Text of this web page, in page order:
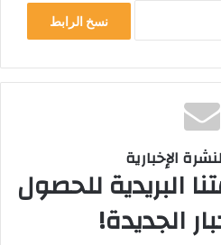
نسخ الرابط
الإخبارية
البريدية للحصول
الجديدة!